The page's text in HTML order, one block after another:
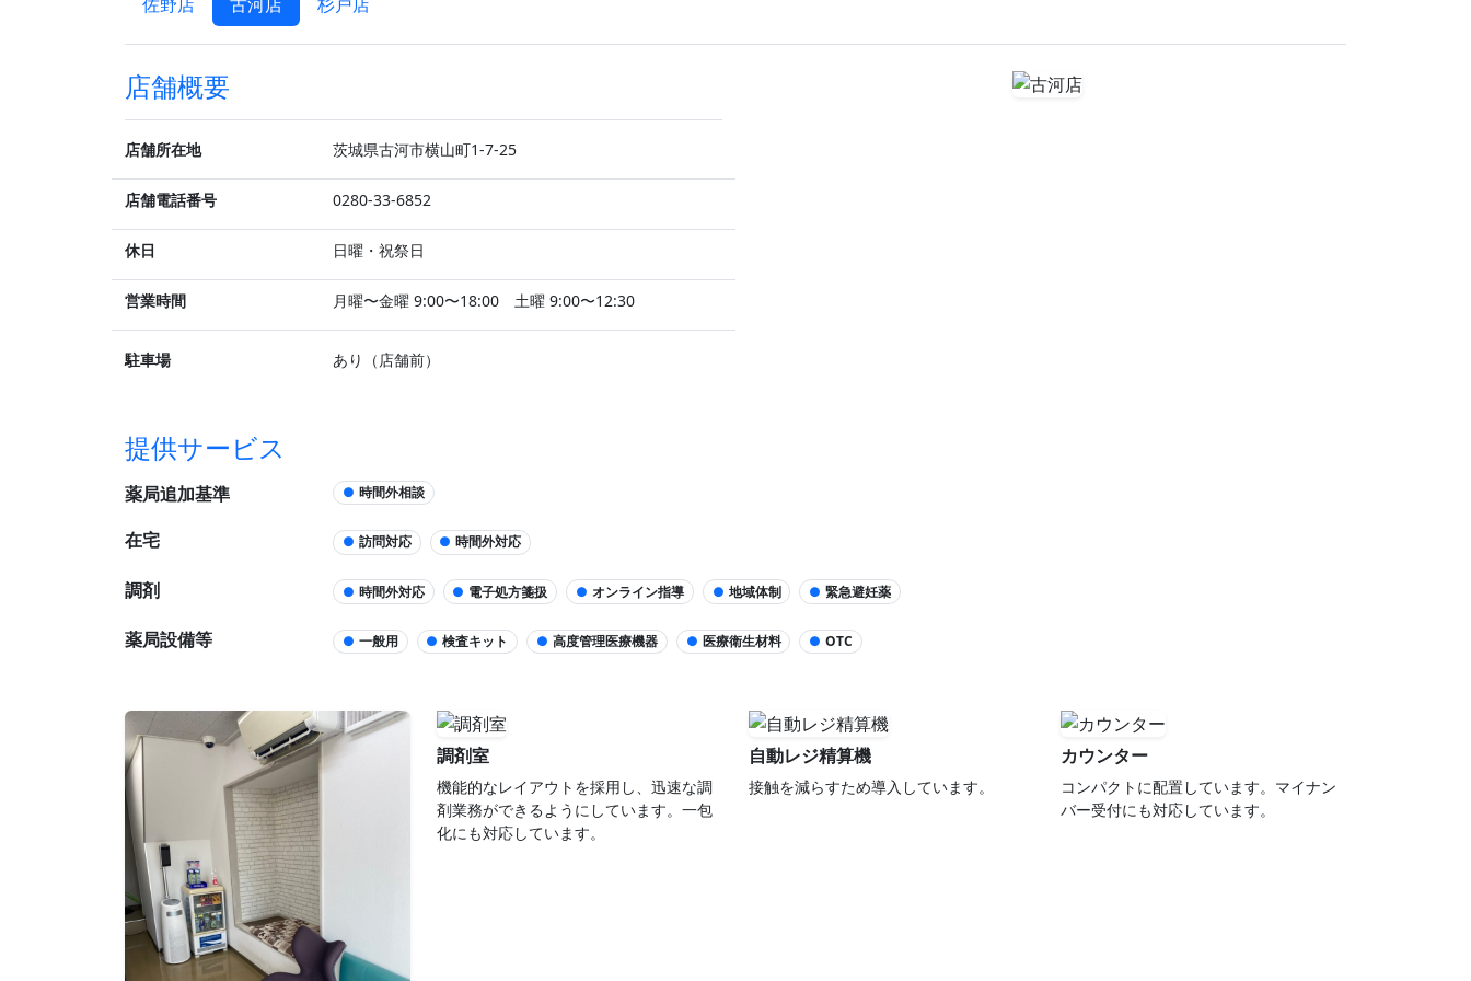
店舗概要
店舗所在地 茨城県古河市横山町1-7-25
店舗電話番号 0280-33-6852
休日 日曜・祝祭日
営業時間 月曜〜金曜 9:00〜18:00 土曜 9:00〜12:30
駐車場 あり（店舗前）
提供サービス
薬局追加基準 ● 時間外相談
在宅 ● 訪問対応 ● 時間外対応
調剤 ● 時間外対応 ● 電子処方箋扱 ● オンライン指導 ● 地域体制 ● 緊急避妊薬
薬局設備等 ● 一般用 ● 検査キット ● 高度管理医療機器 ● 医療衛生材料 ● OTC
調剤室
機能的なレイアウトを採用し、迅速な調
剤業務ができるようにしています。一包
化にも対応しています。
自動レジ精算機
接触を減らすため導入しています。
カウンター
コンパクトに配置しています。マイナン
バー受付にも対応しています。